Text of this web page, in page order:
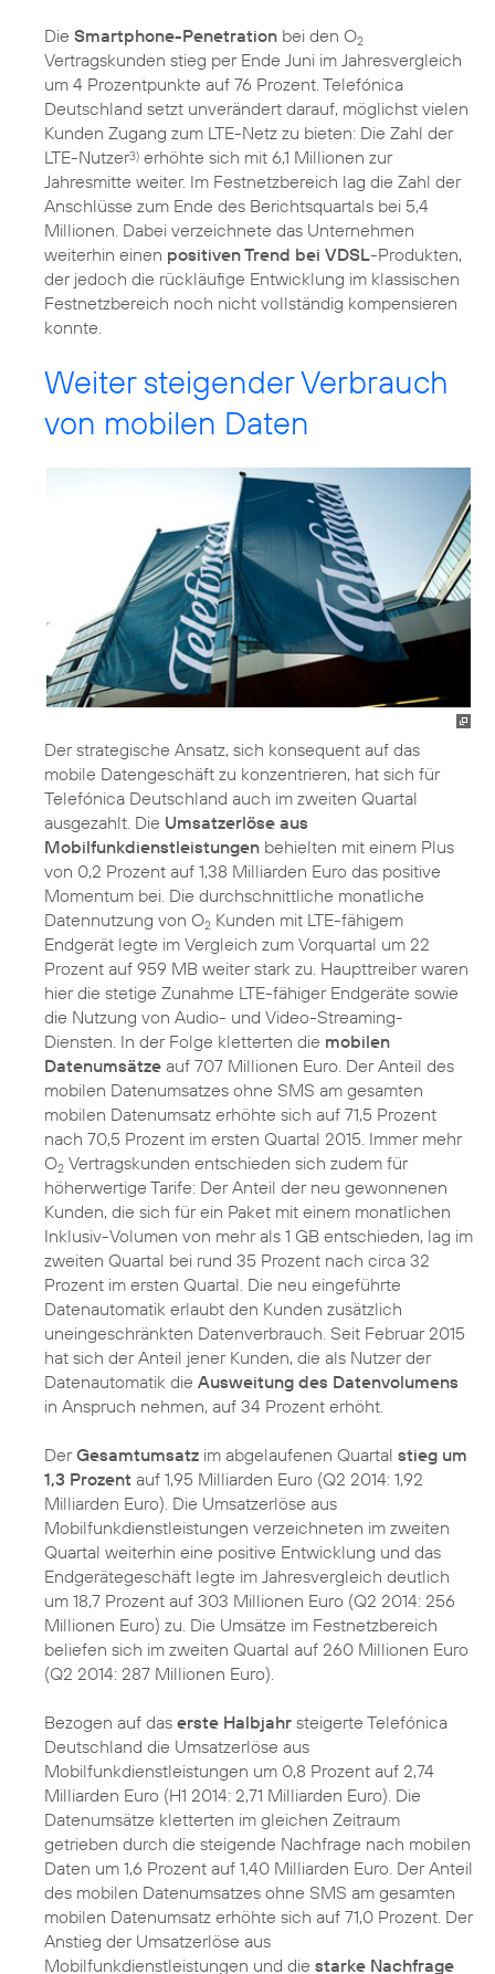
Die Smartphone-Penetration bei den O2
Vertragskunden stieg per Ende Juni im Jahresvergleich
um 4 Prozentpunkte auf 76 Prozent. Telefónica
Deutschland setzt unverändert darauf, möglichst vielen
Kunden Zugang zum LTE-Netz zu bieten: Die Zahl der
LTE-Nutzer3) erhöhte sich mit 6,1 Millionen zur
Jahresmitte weiter. Im Festnetzbereich lag die Zahl der
Anschlüsse zum Ende des Berichtsquartals bei 5,4
Millionen. Dabei verzeichnete das Unternehmen
weiterhin einen positiven Trend bei VDSL-Produkten,
der jedoch die rückläufige Entwicklung im klassischen
Festnetzbereich noch nicht vollständig kompensieren
konnte.
Weiter steigender Verbrauch
von mobilen Daten
Der strategische Ansatz, sich konsequent auf das
mobile Datengeschäft zu konzentrieren, hat sich für
Telefónica Deutschland auch im zweiten Quartal
ausgezahlt. Die Umsatzerlöse aus
Mobilfunkdienstleistungen behielten mit einem Plus
von 0,2 Prozent auf 1,38 Milliarden Euro das positive
Momentum bei. Die durchschnittliche monatliche
Datennutzung von O2 Kunden mit LTE-fähigem
Endgerät legte im Vergleich zum Vorquartal um 22
Prozent auf 959 MB weiter stark zu. Haupttreiber waren
hier die stetige Zunahme LTE-fähiger Endgeräte sowie
die Nutzung von Audio- und Video-Streaming-
Diensten. In der Folge kletterten die mobilen
Datenumsätze auf 707 Millionen Euro. Der Anteil des
mobilen Datenumsatzes ohne SMS am gesamten
mobilen Datenumsatz erhöhte sich auf 71,5 Prozent
nach 70,5 Prozent im ersten Quartal 2015. Immer mehr
O2 Vertragskunden entschieden sich zudem für
höherwertige Tarife: Der Anteil der neu gewonnenen
Kunden, die sich für ein Paket mit einem monatlichen
Inklusiv-Volumen von mehr als 1 GB entschieden, lag im
zweiten Quartal bei rund 35 Prozent nach circa 32
Prozent im ersten Quartal. Die neu eingeführte
Datenautomatik erlaubt den Kunden zusätzlich
uneingeschränkten Datenverbrauch. Seit Februar 2015
hat sich der Anteil jener Kunden, die als Nutzer der
Datenautomatik die Ausweitung des Datenvolumens
in Anspruch nehmen, auf 34 Prozent erhöht.
DerGesamtumsatz im abgelaufenen Quartal stieg um
1,3 Prozent auf 1,95 Milliarden Euro (Q2 2014: 1,92
Milliarden Euro). Die Umsatzerlöse aus
Mobilfunkdienstleistungen verzeichneten im zweiten
Quartal weiterhin eine positive Entwicklung und das
Endgerätegeschäft legte im Jahresvergleich deutlich
um 18,7 Prozent auf 303 Millionen Euro (Q2 2014: 256
Millionen Euro) zu. Die Umsätze im Festnetzbereich
beliefen sich im zweiten Quartal auf 260 Millionen Euro
(Q2 2014: 287 Millionen Euro).
Bezogen auf das erste Halbjahr steigerte Telefónica
Deutschland die Umsatzerlöse aus
Mobilfunkdienstleistungen um 0,8 Prozent auf 2,74
Milliarden Euro (H1 2014: 2,71 Milliarden Euro). Die
Datenumsätze kletterten im gleichen Zeitraum
getrieben durch die steigende Nachfrage nach mobilen
Daten um 1,6 Prozent auf 1,40 Milliarden Euro. Der Anteil
des mobilen Datenumsatzes ohne SMS am gesamten
mobilen Datenumsatz erhöhte sich auf 71,0 Prozent. Der
Anstieg der Umsatzerlöse aus
Mobilfunkdienstleistungen und die starke Nachfrage